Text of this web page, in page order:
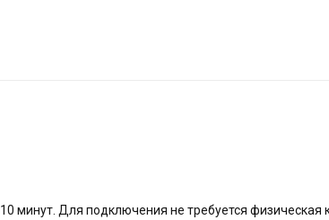
минут. Для подключения не требуется физическая